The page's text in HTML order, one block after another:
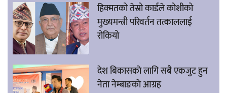
हिक्मतको तेस्रो कार्डले कोशीको
मुख्यमन्त्री परिवर्तन तत्काललाई
रोकियो
देश बिकासकाे लागि सबै एकजुट हुन
नेता नेम्बाङकाे आग्रह